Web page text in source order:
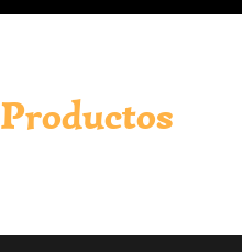
Productos